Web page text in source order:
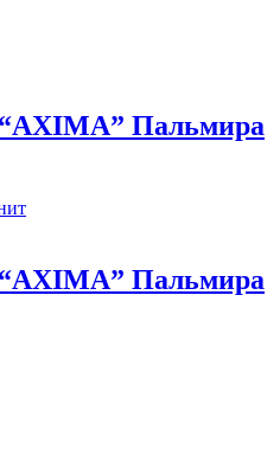
Пальмира
Пальмира